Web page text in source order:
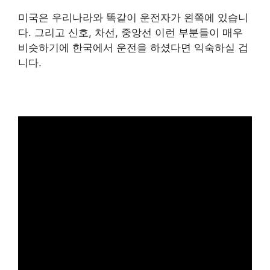
미국은 우리나라와 똑같이 운전자가 왼쪽에 있습니
다. 그리고 신호, 차선, 중앙선 이런 부분들이 매우
비슷하기에 한국에서 운전을 하셨다면 익숙하실 겁
니다.